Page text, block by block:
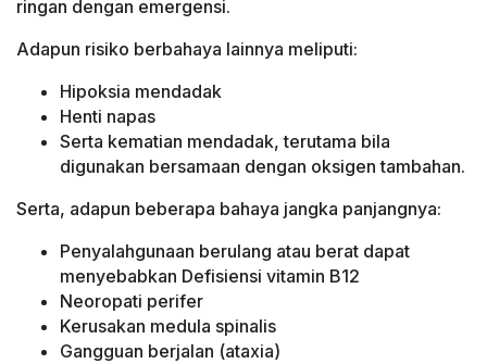
ringan dengan emergensi.
Adapun risiko berbahaya lainnya meliputi:
Hipoksia mendadak
Henti napas
Serta kematian mendadak, terutama bila
digunakan bersamaan dengan oksigen tambahan.
Serta, adapun beberapa bahaya jangka panjangnya:
Penyalahgunaan berulang atau berat dapat
menyebabkan Defisiensi vitamin B12
Neoropati perifer
Kerusakan medula spinalis
Gangguan berjalan (ataxia)